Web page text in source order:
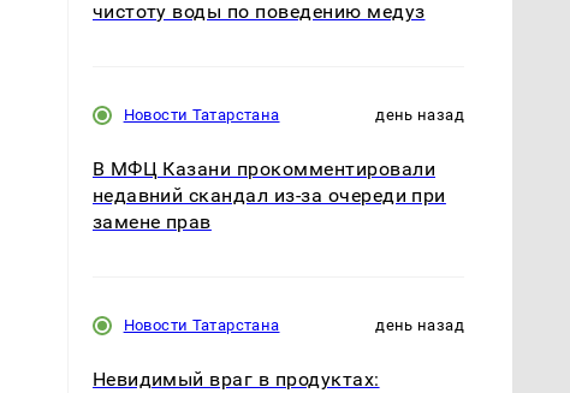
чистоту воды по поведению медуз
Новости Татарстана день назад
В МФЦ Казани прокомментировали
недавний скандал из-за очереди при
замене прав
Новости Татарстана день назад
Невидимый враг в продуктах: